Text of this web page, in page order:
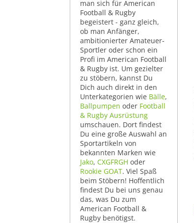
man sich für American
Football & Rugby
begeistert - ganz gleich,
ob man Anfänger,
ambitionierter Amateuer-
Sportler oder schon ein
Profi im American Football
& Rugby ist. Um gezielter
zu stöbern, kannst Du
Dich auch direkt in den
Unterkategorien wie Bälle,
Ballpumpen oder Football
& Rugby Ausrüstung
umschauen. Dort findest
Du eine große Auswahl an
Sportartikeln von
bekannten Marken wie
Jako, CXGFRGH oder
Rookie GOAT. Viel Spaß
beim Stöbern! Hoffentlich
findest Du bei uns genau
das, was Du zum
American Football &
Rugby benötigst.